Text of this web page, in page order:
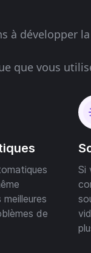
à développer
que vous
de
Si